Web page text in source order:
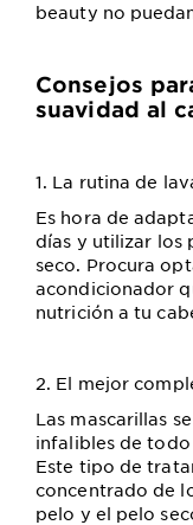
beauty no
Consejos
suavidad al
1. La rutina de
Es hora de
días y utilizar los
seco. Procura
acondicionador
nutrición a tu
2. El mejor
Las mascarillas
infalibles de
Este tipo de
concentrado de
pelo y el pelo